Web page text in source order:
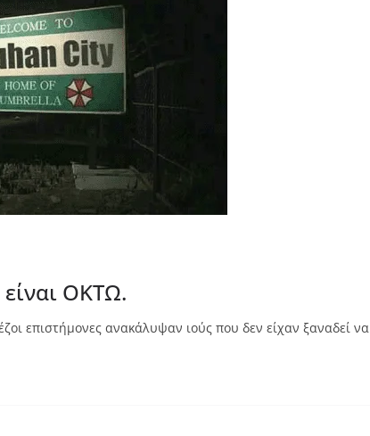
ΟΚΤΩ.
επιστήμονες ανακάλυψαν ιούς που δεν είχαν ξαναδεί να